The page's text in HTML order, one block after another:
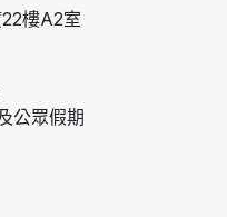
樓A2室
公眾假期